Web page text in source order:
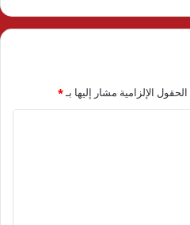
الحقول الإلزامية مشار إليها بـ*